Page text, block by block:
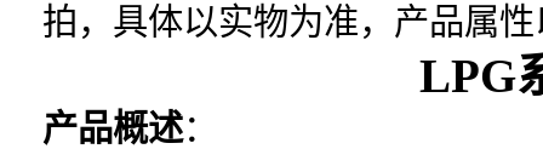
拍，具体以实物为准，产品属
LPG
产品概述：